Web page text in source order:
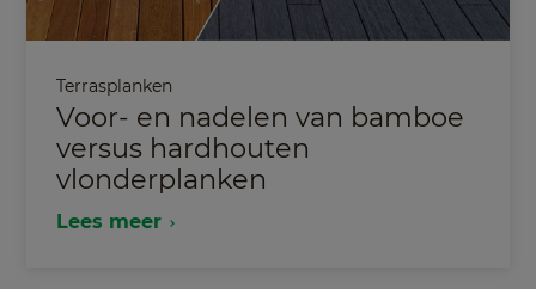
Terrasplanken
Voor- en nadelen van bamboe
versus hardhouten
vlonderplanken
Lees meer